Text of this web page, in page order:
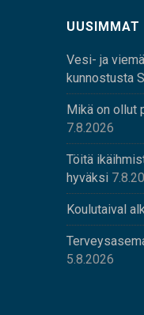
UUSIMMAT
Vesi- ja
kunnostusta
Mikä on ollut
7.8.2026
Töitä
hyväksi
Koulutaival
5.8.2026